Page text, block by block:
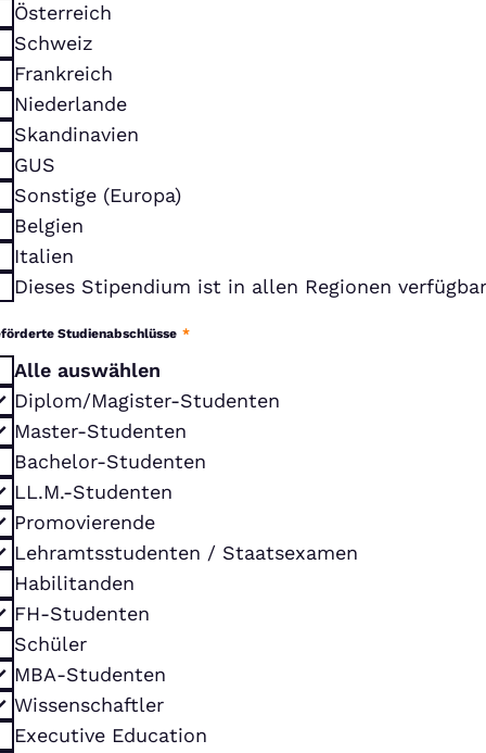
Österreich
Schweiz
Frankreich
Niederlande
Skandinavien
GUS
Sonstige (Europa)
Belgien
Italien
Dieses Stipendium ist in allen Regionen
Studienabschlüsse *
Alle auswählen
Diplom/Magister-Studenten
Master-Studenten
Bachelor-Studenten
LL.M.-Studenten
Promovierende
Lehramtsstudenten / Staatsexamen
Habilitanden
FH-Studenten
Schüler
MBA-Studenten
Wissenschaftler
Executive Education